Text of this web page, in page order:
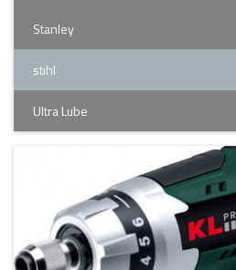
Stanley
stıhl
Ultra Lube